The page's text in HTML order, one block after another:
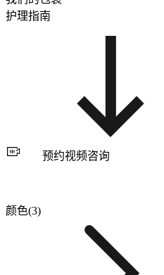
护理指南
预约视频咨询
颜色(3)